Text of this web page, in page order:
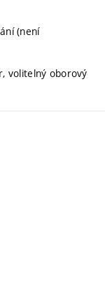
(není
volitelný oborový